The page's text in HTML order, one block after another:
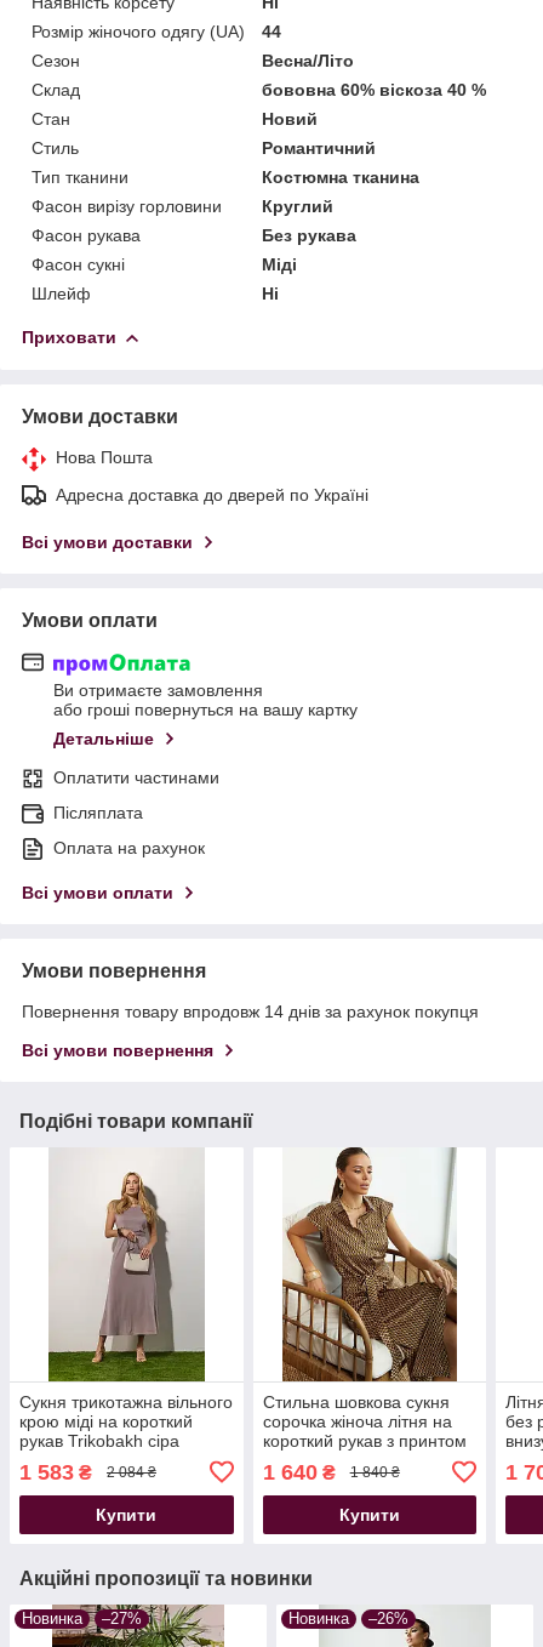
Розмір жіночого одягу (UA)
44
Сезон
Весна/Літо
Склад
бововна 60% віскоза 40 %
Стан
Новий
Стиль
Романтичний
Тип тканини
Костюмна тканина
Фасон вирізу горловини
Круглий
Фасон рукава
Без рукава
Фасон сукні
Міді
Шлейф
Ні
Приховати
Умови доставки
Нова Пошта
Адресна доставка до дверей по Україні
Всі умови доставки
Умови оплати
Ви отримаєте замовлення
або гроші повернуться на вашу картку
Детальніше
Оплатити частинами
Післяплата
Оплата на рахунок
Всі умови оплати
Умови повернення
Повернення товару впродовж 14 днів за рахунок покупця
Всі умови повернення
Подібні товари компанії
Сукня трикотажна вільного
крою міді на короткий
рукав Trikobakh сіра
1 583 ₴ 2 084 ₴
Купити
Стильна шовкова сукня
сорочка жіноча літня на
короткий рукав з принтом
1 640₴ 1 840 ₴
Купити
без
1
Акційні пропозиції та новинки
Новинка –27% Новинка –26%